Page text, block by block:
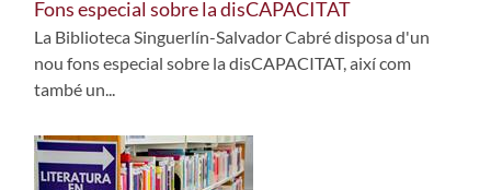
Fons especial sobre la disCAPACITAT
La Biblioteca Singuerlín-Salvador Cabré disposa d'un
nou fons especial sobre la disCAPACITAT, així com
també un...